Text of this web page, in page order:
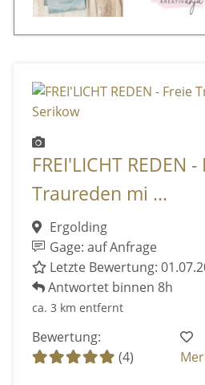
FREI'LICHT REDEN
Traureden mi ...
Ergolding
Gage: auf Anfrage
Letzte Bewertung:
Antwortet binnen 8h
ca. 3 km entfernt
Bewertung:
(4)